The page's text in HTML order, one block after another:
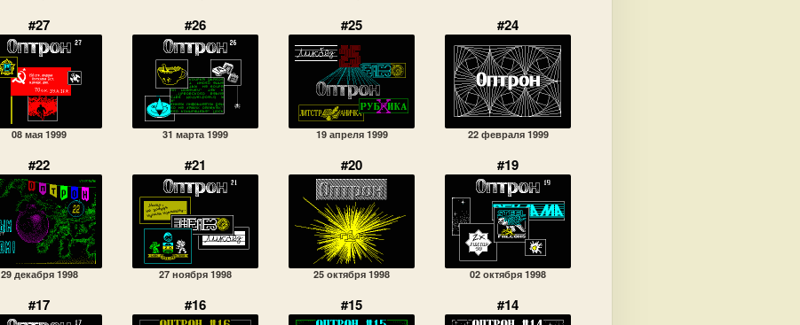
#27
08 мая 1999
#26
31 марта 1999
#25
19 апреля 1999
#24
22 февраля 1999
#22
29 декабря 1998
#21
27 ноября 1998
#20
25 октября 1998
#19
02 октября 1998
#17 #16 #15 #14